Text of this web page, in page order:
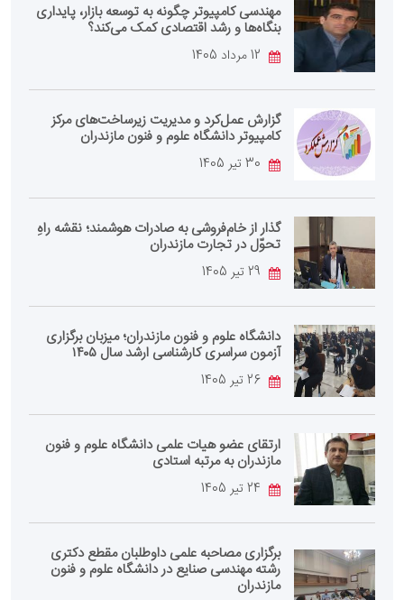
مهندسی کامپیوتر چگونه به توسعه بازار، پایداری
بنگاه‌ها و رشد اقتصادی کمک می‌کند؟
گزارش عمل‌کرد و مدیریت زیرساخت‌های مرکز
کامپیوتر دانشگاه علوم و فنون مازندران
گذار از خام‌فروشی به صادرات هوشمند؛ نقشه راهِ
تحوّل در تجارت مازندران
دانشگاه علوم و فنون مازندران؛ میزبان برگزاری
آزمون سراسری کارشناسی‌ ارشد سال ۱۴۰۵
ارتقای عضو هیات علمی دانشگاه علوم و فنون
مازندران به مرتبه استادی
برگزاری مصاحبه علمی داوطلبان مقطع دکتری
رشته مهندسی صنایع در دانشگاه علوم و فنون
مازندران